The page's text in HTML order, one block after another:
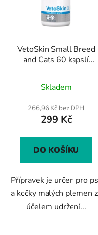
VetoSkin Small Breed
and Cats 60 kapslí
přípravek na podporu
zdravé srsti a kůže pro
psy i kočky
hodnocení
produktu
je
z
Skladem
266,96 Kč bez DPH
299 Kč
DO KOŠÍKU
Přípravek je určen pro
a kočky malých plemen
účelem udržení...